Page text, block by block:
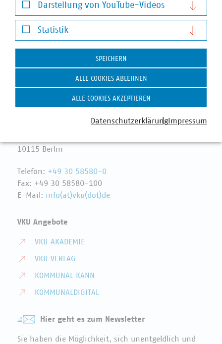
Hausanschrift und Kontakt
VKU-Hauptgeschäftsstelle
10115 Berlin
Telefon: +49 30 58580-0
Fax: +49 30 58580-100
E-Mail: info(at)vku(dot)de
VKU Angebote
VKU AKADEMIE
VKU VERLAG
KOMMUNAL KANN
KOMMUNALDIGITAL
Hier geht es zum Newsletter
Sie haben die Möglichkeit, sich unentgeldlich und
Darstellung von YouTube-Videos
Darstellung von YouTube-Videos
Statistik
Statistik
SPEICHERN
ALLE COOKIES ABLEHNEN
ALLE COOKIES AKZEPTIEREN
Datenschutzerklärung Impressum